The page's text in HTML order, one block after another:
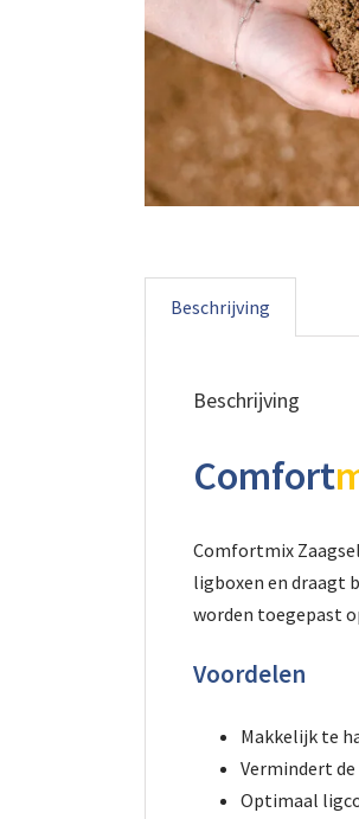
Beschrijving
Beschrijving
Comfort
Comfortmix
ligboxen en draagt
worden toegepast
Voordelen
Makkelijk te
Vermindert
Optimaal